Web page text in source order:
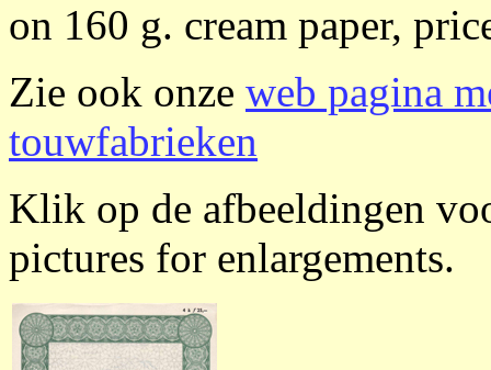
on 160 g. cream paper,
Zie ook onze web pagina
touwfabrieken
Klik op de afbeeldingen
pictures for enlargements.